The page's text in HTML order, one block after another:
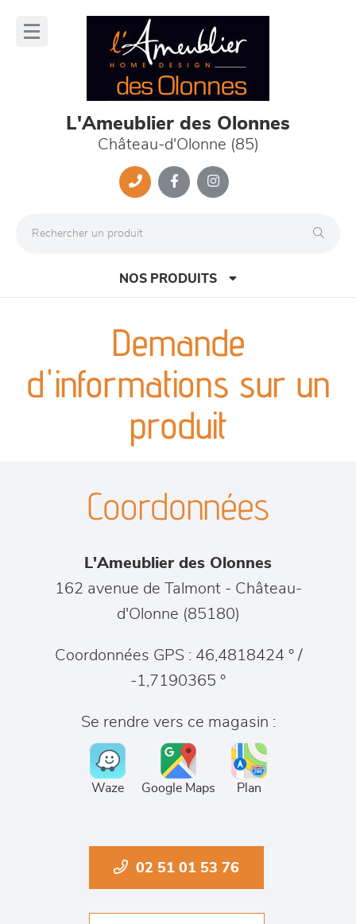
L'Ameublier des Olonnes
Château-d'Olonne (85)
NOS PRODUITS
canapés et fauteuils
séjours
meubles de complément
chambres et dressing
décoration
Demande
d'informations sur un
produit
Coordonnées
L'Ameublier des Olonnes
162 avenue de Talmont - Château-
d'Olonne (85180)
Coordonnées GPS : 46,4818424 ° /
-1,7190365 °
Se rendre vers ce magasin :
Waze Google Maps Plan
02 51 01 53 76